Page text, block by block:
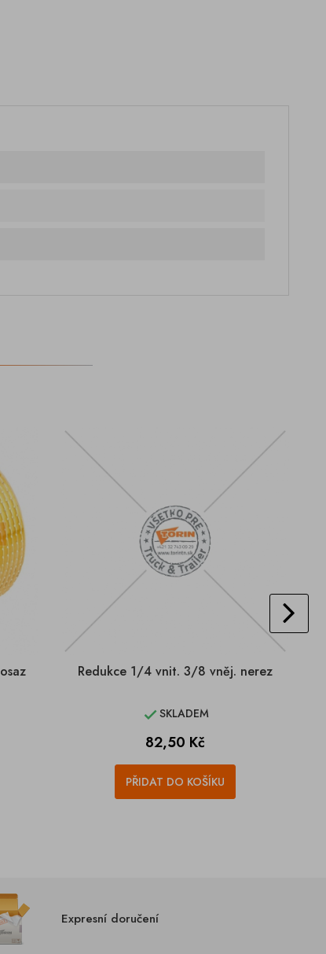
Redukce 1/4 vnit. 3/8 vněj. nerez
SKLADEM
Cena
82,50 Kč
PŘIDAT DO KOŠÍKU
Expresní doručení